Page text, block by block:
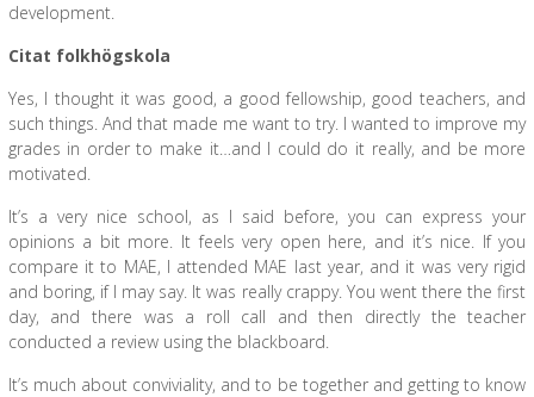
development.
Citat folkhögskola
Yes, I thought it was good, a good fellowship, good teachers, and
such things. And that made me want to try. I wanted to improve my
grades in order to make it…and I could do it really, and be more
motivated.
It’s a very nice school, as I said before, you can express your
opinions a bit more. It feels very open here, and it’s nice. If you
compare it to MAE, I attended MAE last year, and it was very rigid
and boring, if I may say. It was really crappy. You went there the first
day, and there was a roll call and then directly the teacher
conducted a review using the blackboard.
It’s much about conviviality, and to be together and getting to know